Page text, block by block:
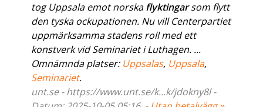
tog Uppsala emot norskaflyktingarsom flytt
den tyska ockupationen. Nu vill Centerpartiet
uppmärksamma stadens roll med ett
konstverk vid Seminariet i Luthagen. ...
Omnämnda platser: Uppsalas, Uppsala,
Seminariet.
unt.se - https://www.unt.se/k...k/jdokny8l -